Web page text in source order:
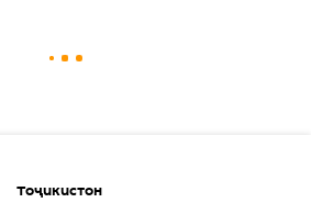
Тоҷикистон